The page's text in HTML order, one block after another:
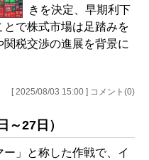
きを決定、早期利下
で株式市場は足踏みを
税交渉の進展を背景に
[ 2025/08/03 15:00 ] コメント(0)
～27日）
」と称した作戦で、イ